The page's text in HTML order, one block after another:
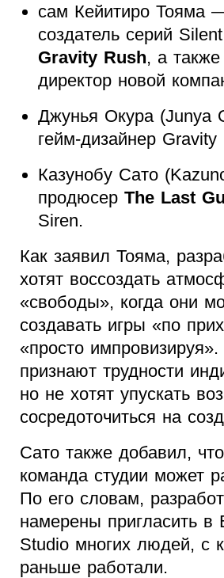
сам Кейитиро Тояма
создатель серий
Gravity Rush, а
директор новой
Джунья Окура (Junya
гейм-дизайнер
Казунобу Сато
продюсер The Last
Siren.
Как заявил Тояма,
хотят воссоздать
«свободы», когда они
создавать игры «по
«просто
признают трудности
но не хотят упускать
сосредоточиться на
Сато также добавил,
команда студии может
По его словам,
намерены пригласить в
Studio многих людей, с
раньше работали.